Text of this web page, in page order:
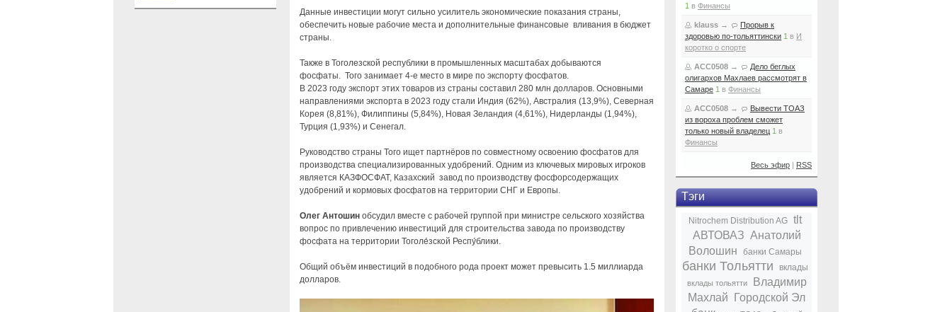
Данные инвестиции могут сильно усилитель экономические показания страны,
обеспечить новые рабочие места и дополнительные финансовые вливания в бюджет
страны.
Также в Тоголезской республики в промышленных масштабах добываются
фосфаты. Того занимает 4-е место в мире по экспорту фосфатов.
В 2023 году экспорт этих товаров из страны составил 280 млн долларов. Основными
направлениями экспорта в 2023 году стали Индия (62%), Австралия (13,9%), Северная
Корея (8,81%), Филиппины (5,84%), Новая Зеландия (4,61%), Нидерланды (1,94%),
Турция (1,93%) и Сенегал.
Руководство страны Того ищет партнёров по совместному освоению фосфатов для
производства специализированных удобрений. Одним из ключевых мировых игроков
является КАЗФОСФАТ, Казахский завод по производству фосфорсодержащих
удобрений и кормовых фосфатов на территории СНГ и Европы.
Олег Антошин обсудил вместе с рабочей группой при министре сельского хозяйства
вопрос по привлечению инвестиций для строительства завода по производству
фосфата на территории Тоголе́зской Респу́блики.
Общий объём инвестиций в подобного рода проект может превысить 1.5 миллиарда
долларов.
1 в Финансы
klauss →
Прорыв к
здоровью по-тольяттински 1 в И
коротко о спорте
ACC0508 →
Дело беглых
олигархов Махлаев рассмотрят в
Самаре 1 в Финансы
ACC0508 →
Вывести ТОАЗ
из вороха проблем сможет
только новый владелец 1 в
Финансы
Весь эфир | RSS
Тэги
Nitrochem Distribution AG
tlt
АВТОВАЗ Анатолий
Волошин
банки Самары
банки Тольятти вклады
вклады тольятти
Владимир
Махлай
Городской Эл